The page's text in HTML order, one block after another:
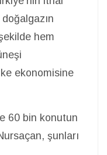
hem
ekonomisine
60 bin konutun
şunları